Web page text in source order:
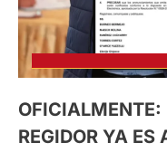
OFICIALMENTE:
REGIDOR YA ES